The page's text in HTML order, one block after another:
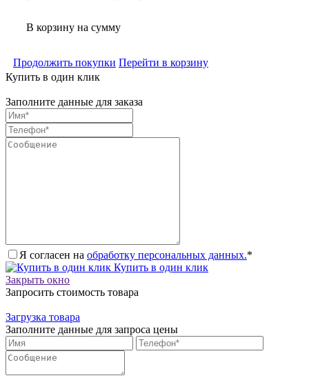
В корзину на сумму
Продолжить покупки Перейти в корзину
Купить в один клик
Заполните данные для заказа
Я согласен на обработку персональных данных.*
Купить в один клик
Закрыть окно
Запросить стоимость товара
Загрузка товара
Заполните данные для запроса цены